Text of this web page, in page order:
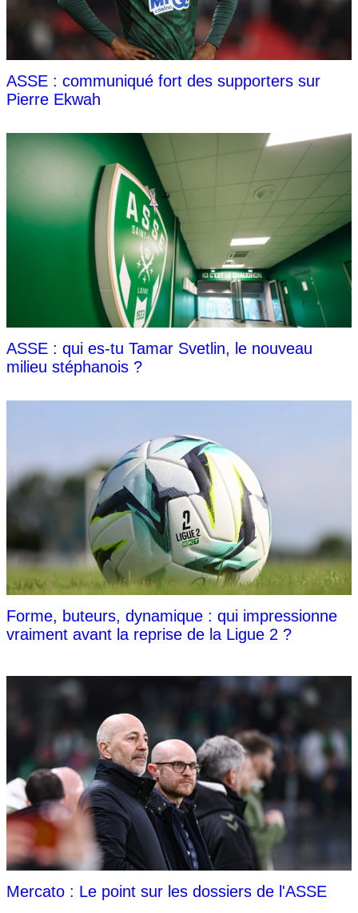
ASSE : communiqué fort des supporters sur
Pierre Ekwah
ASSE : qui es-tu Tamar Svetlin, le nouveau
milieu stéphanois ?
Forme, buteurs, dynamique : qui impressionne
vraiment avant la reprise de la Ligue 2 ?
Mercato : Le point sur les dossiers de l'ASSE